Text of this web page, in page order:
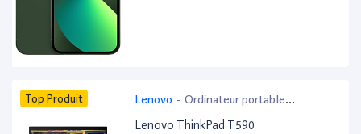
Top Produit Lenovo - Ordinateur portable
bureautique
Lenovo ThinkPad T590